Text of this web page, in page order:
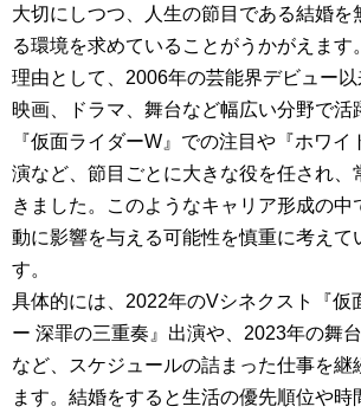
大切にしつつ、人生の節目である結婚を
る環境を求めていることがうかがえます。
理由として、2006年の芸能界デビュー
映画、ドラマ、舞台など幅広い分野で活
『仮面ライダーW』での注目や『ホワイ
演など、節目ごとに大きな役を任され、
きました。このようなキャリア形成の中
動に影響を与える可能性を慎重に考えて
す。
具体的には、2022年のVシネクスト『仮
ー 深罪の三重奏』出演や、2023年の舞
など、スケジュールの詰まった仕事を継
ます。結婚をすると生活の優先順位や時